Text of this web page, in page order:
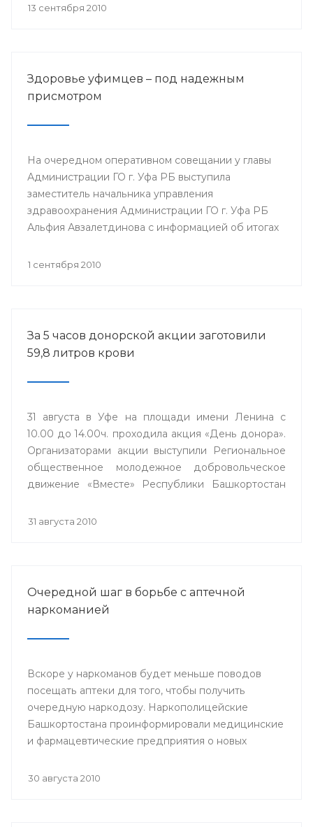
13 сентября 2010
Здоровье уфимцев – под надежным
присмотром
На очередном оперативном совещании у главы
Администрации ГО г. Уфа РБ выступила
заместитель начальника управления
здравоохранения Администрации ГО г. Уфа РБ
Альфия Авзалетдинова с информацией об итогах
здравоохранения в 1 полугодии 2010 г.
1 сентября 2010
За 5 часов донорской акции заготовили
59,8 литров крови
31 августа в Уфе на площади имени Ленина с
10.00 до 14.00ч. проходила акция «День донора».
Организаторами акции выступили Региональное
общественное молодежное добровольческое
движение «Вместе» Республики Башкортостан
общественного движения «Россия Молодая».
31 августа 2010
Очередной шаг в борьбе с аптечной
наркоманией
Вскоре у наркоманов будет меньше поводов
посещать аптеки для того, чтобы получить
очередную наркодозу. Наркополицейские
Башкортостана проинформировали медицинские
и фармацевтические предприятия о новых
таких средств, как «Буторфанол» и «Тианептин»,
30 августа 2010